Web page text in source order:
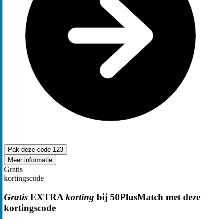
Pak deze code 123
Meer informatie
Gratis
kortingscode
Gratis EXTRAkorting bij 50PlusMatch met deze
kortingscode